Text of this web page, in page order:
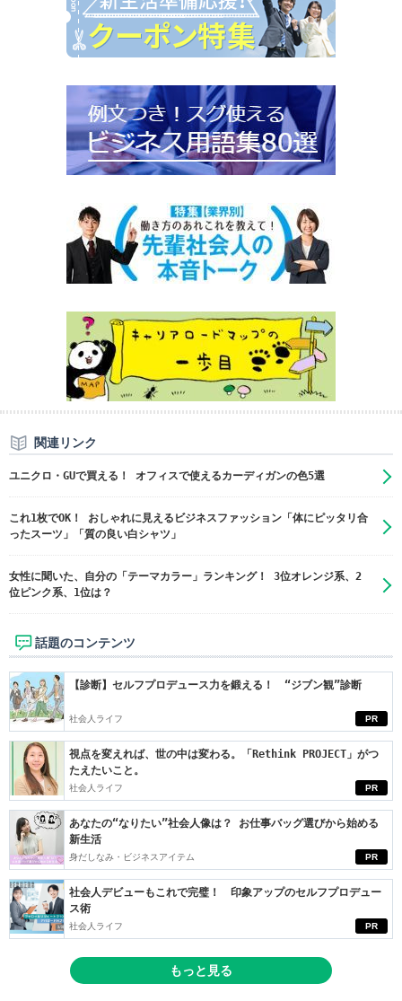
関連リンク
ユニクロ・GUで買える！ オフィスで使えるカーディガンの色5選
これ1枚でOK！ おしゃれに見えるビジネスファッション「体にピッタリ合
ったスーツ」「質の良い白シャツ」
女性に聞いた、自分の「テーマカラー」ランキング！ 3位オレンジ系、2
位ピンク系、1位は？
話題のコンテンツ
PR
【診断】セルフプロデュース力を鍛える！ “ジブン観”診断
社会人ライフ
PR
視点を変えれば、世の中は変わる。「Rethink PROJECT」がつ
たえたいこと。
社会人ライフ
PR
あなたの“なりたい”社会人像は？ お仕事バッグ選びから始める
新生活
身だしなみ・ビジネスアイテム
PR
社会人デビューもこれで完璧！ 印象アップのセルフプロデュー
ス術
社会人ライフ
もっと見る